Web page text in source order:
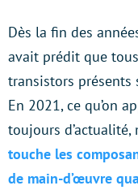
Dès la fin des
avait prédit que
transistors présents
En 2021, ce qu’on
toujours
touche les
de main-d’œuvre